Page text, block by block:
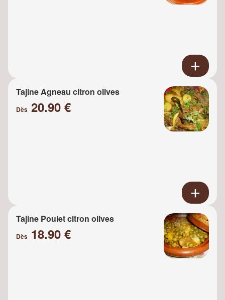
Tajine Agneau citron olives
Dès 20.90 €
Tajine Poulet citron olives
Dès 18.90 €